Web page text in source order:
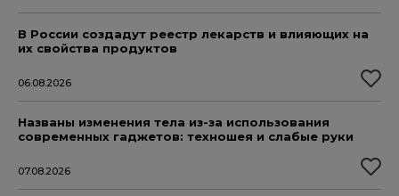
В России создадут реестр лекарств и влияющих на
их свойства продуктов
06.08.2026
Названы изменения тела из-за использования
современных гаджетов: техношея и слабые руки
07.08.2026